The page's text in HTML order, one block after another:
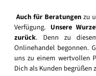
Auch für Beratungenzu
Verfügung. Unsere
zurück. Denn zu
Onlinehandel begonnen.
uns zu einem wertvollen
Dich als Kunden begrüßen